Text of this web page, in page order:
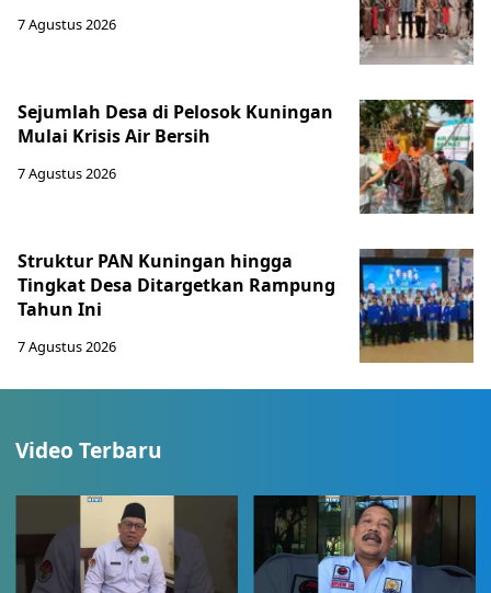
7 Agustus 2026
Sejumlah Desa di Pelosok Kuningan
Mulai Krisis Air Bersih
7 Agustus 2026
Struktur PAN Kuningan hingga
Tingkat Desa Ditargetkan Rampung
Tahun Ini
7 Agustus 2026
Video Terbaru